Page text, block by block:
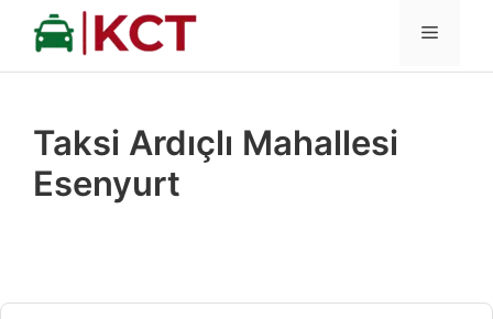
İçeriğe
MENÜ
Taksi Ardıçlı Mahallesi
Esenyurt